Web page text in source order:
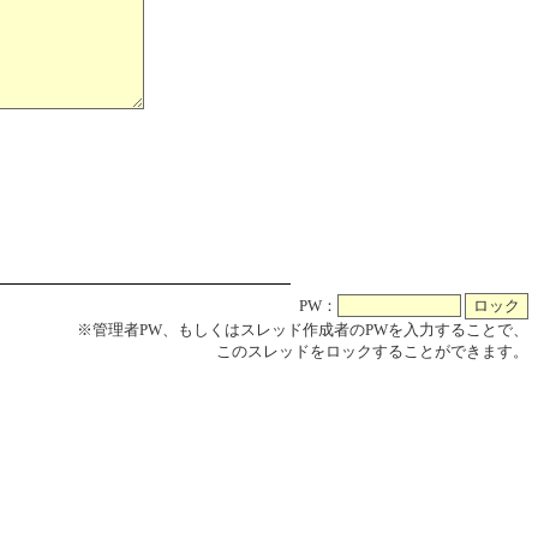
PW：
※管理者PW、もしくはスレッド作成者のPWを入力することで、
このスレッドをロックすることができます。